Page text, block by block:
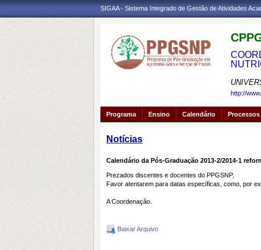
SIGAA - Sistema Integrado de Gestão de Atividades
http://
Programa Ensino Calendário
Notícias
Calendário da Pós-Graduação 2013-2/2014-1
Prezados discentes e docentes do PPGSNP,
Favor atentarem para datas específicas, como, por
A Coordenação.
Baixar Arquivo